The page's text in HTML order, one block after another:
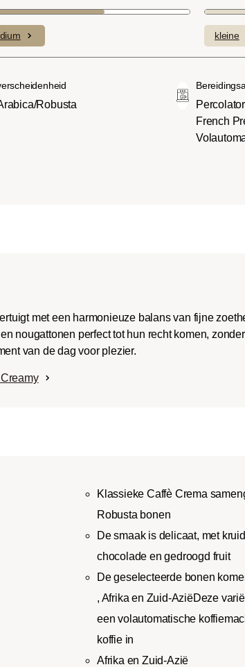
een
dan
met
De individuele smaken van de
bonen bepalen de intensiteit van een
variëteit, die licht en delicaat (1) of
smaken.
kleine
Robusta
French
met een harmonieuze balans van fijne
nougattonen perfect tot hun recht komen,
van de dag voor plezier.
Klassieke Caffè Crema
Robusta bonen
De smaak is delicaat, met
chocolade en gedroogd fruit
De geselecteerde bonen
, Afrika en Zuid-AziëDeze
een volautomatische
koffie in
Afrika en Zuid-Azië